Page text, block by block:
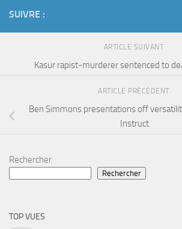
SUIVRE :
ARTICLE SUIVANT
Kasur rapist-murderer sentenced to
ARTICLE PRÉCÉDENT
Ben Simmons presentations off
Instruct
Rechercher
Rechercher
TOP VUES